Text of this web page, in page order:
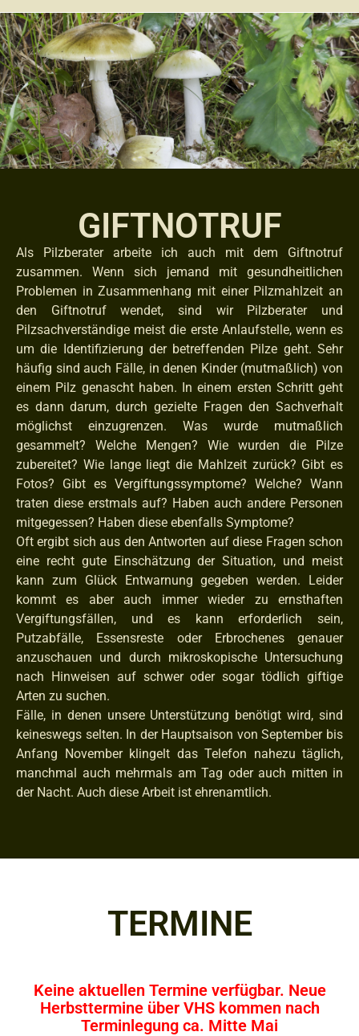
GIFTNOTRUF
Als Pilzberater arbeite ich auch mit dem Giftnotruf
zusammen. Wenn sich jemand mit gesundheitlichen
Problemen in Zusammenhang mit einer Pilzmahlzeit an
den Giftnotruf wendet, sind wir Pilzberater und
Pilzsachverständige meist die erste Anlaufstelle, wenn es
um die Identifizierung der betreffenden Pilze geht. Sehr
häufig sind auch Fälle, in denen Kinder (mutmaßlich) von
einem Pilz genascht haben. In einem ersten Schritt geht
es dann darum, durch gezielte Fragen den Sachverhalt
möglichst einzugrenzen. Was wurde mutmaßlich
gesammelt? Welche Mengen? Wie wurden die Pilze
zubereitet? Wie lange liegt die Mahlzeit zurück? Gibt es
Fotos? Gibt es Vergiftungssymptome? Welche? Wann
traten diese erstmals auf? Haben auch andere Personen
mitgegessen? Haben diese ebenfalls Symptome?
Oft ergibt sich aus den Antworten auf diese Fragen schon
eine recht gute Einschätzung der Situation, und meist
kann zum Glück Entwarnung gegeben werden. Leider
kommt es aber auch immer wieder zu ernsthaften
Vergiftungsfällen, und es kann erforderlich sein,
Putzabfälle, Essensreste oder Erbrochenes genauer
anzuschauen und durch mikroskopische Untersuchung
nach Hinweisen auf schwer oder sogar tödlich giftige
Arten zu suchen.
Fälle, in denen unsere Unterstützung benötigt wird, sind
keineswegs selten. In der Hauptsaison von September bis
Anfang November klingelt das Telefon nahezu täglich,
manchmal auch mehrmals am Tag oder auch mitten in
der Nacht. Auch diese Arbeit ist ehrenamtlich.
TERMINE
Keine aktuellen Termine verfügbar. Neue
Herbsttermine über VHS kommen nach
Terminlegung ca. Mitte Mai